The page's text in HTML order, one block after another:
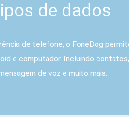
de dados
de telefone, o FoneDog
e computador. Incluindo
de voz e muito mais.